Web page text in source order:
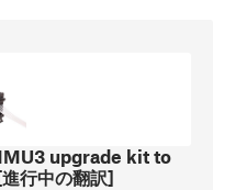
upgrade kit to
行中の翻訳]